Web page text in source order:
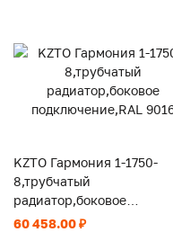
KZTO Гармония 1-1750-
8,трубчатый
радиатор,боковое
подключение,RAL 9016
60 458.00 ₽